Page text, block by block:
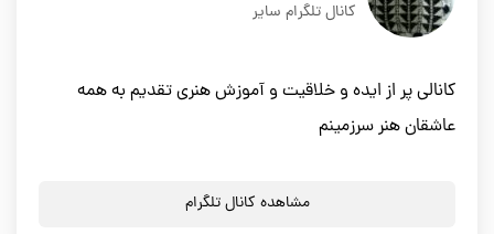
کانال تلگرام سایر
کانالی پر از ایده و خلاقیت و آموزش هنری تقدیم به همه
عاشقان هنر سرزمینم
مشاهده کانال تلگرام